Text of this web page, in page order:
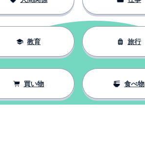
教育 旅行
買い物 食べ物